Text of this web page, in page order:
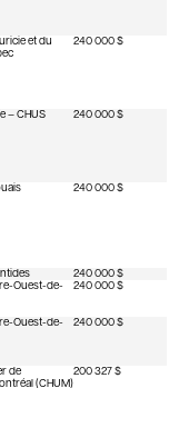
et du
240 000 $
– CHUS 240 000 $
240 000 $
240 000 $
Ouest-de-
240 000 $
Ouest-de-
240 000 $
de
(CHUM)
200 327 $